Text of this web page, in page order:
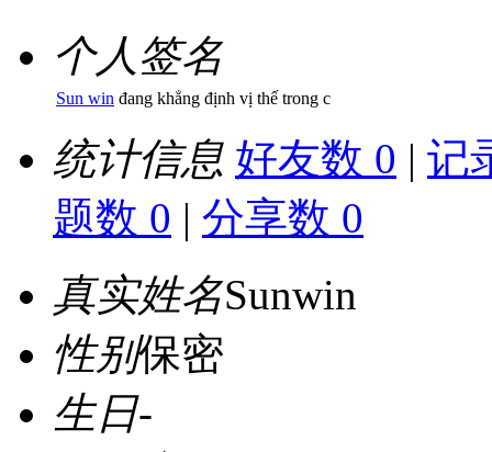
个人签名
Sun win đang khẳng định vị thế trong c
统计信息 好友数 0 | 记
题数 0 | 分享数 0
真实姓名Sunwin
性别保密
生日-